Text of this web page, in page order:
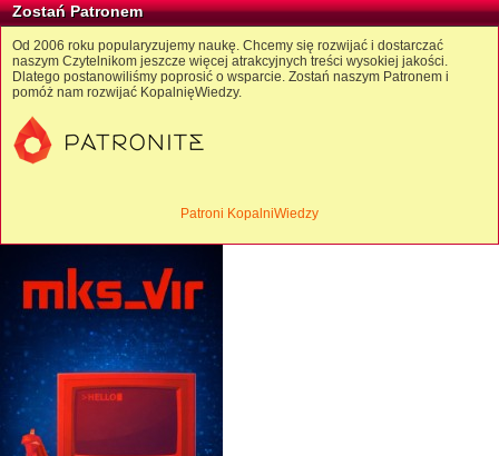
Zostań Patronem
Od 2006 roku popularyzujemy naukę. Chcemy się rozwijać i dostarczać
naszym Czytelnikom jeszcze więcej atrakcyjnych treści wysokiej jakości.
Dlatego postanowiliśmy poprosić o wsparcie. Zostań naszym Patronem i
pomóż nam rozwijać KopalnięWiedzy.
Patroni KopalniWiedzy